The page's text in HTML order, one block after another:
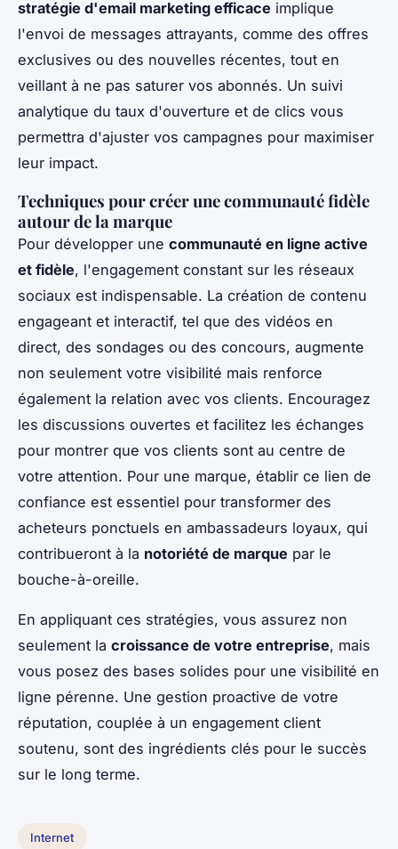
stratégie d'email marketing efficace implique
l'envoi de messages attrayants, comme des offres
exclusives ou des nouvelles récentes, tout en
veillant à ne pas saturer vos abonnés. Un suivi
analytique du taux d'ouverture et de clics vous
permettra d'ajuster vos campagnes pour maximiser
leur impact.
Techniques pour créer une communauté fidèle
autour de la marque
Pour développer une communauté en ligne active
et fidèle, l'engagement constant sur les réseaux
sociaux est indispensable. La création de contenu
engageant et interactif, tel que des vidéos en
direct, des sondages ou des concours, augmente
non seulement votre visibilité mais renforce
également la relation avec vos clients. Encouragez
les discussions ouvertes et facilitez les échanges
pour montrer que vos clients sont au centre de
votre attention. Pour une marque, établir ce lien de
confiance est essentiel pour transformer des
acheteurs ponctuels en ambassadeurs loyaux, qui
contribueront à la notoriété de marque par le
bouche-à-oreille.
En appliquant ces stratégies, vous assurez non
seulement la croissance de votre entreprise, mais
vous posez des bases solides pour une visibilité en
ligne pérenne. Une gestion proactive de votre
réputation, couplée à un engagement client
soutenu, sont des ingrédients clés pour le succès
sur le long terme.
Internet